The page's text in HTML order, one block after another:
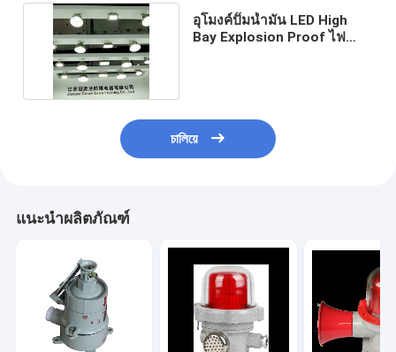
อุโมงค์ปั๊มน้ำมัน LED High
Bay Explosion Proof ไฟ
চালিয়ে
แนะนำผลิตภัณฑ์